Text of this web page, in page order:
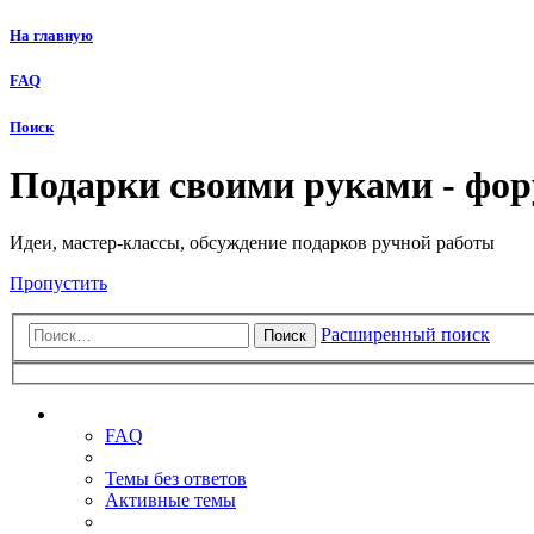
На главную
FAQ
Поиск
Подарки своими руками -
Идеи, мастер-классы, обсуждение подарков ручной работы
Пропустить
Поиск Расширенный поиск
FAQ
Темы без ответов
Активные темы